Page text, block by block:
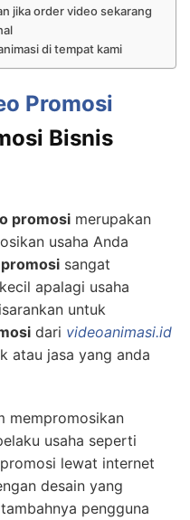
jika order video sekarang
di tempat kami
Promosi
Bisnis
promosi merupakan
usaha Anda
sangat
apalagi usaha
untuk
dari videoanimasi.id
atau jasa yang anda
mempromosikan
usaha seperti
lewat internet
desain yang
pengguna